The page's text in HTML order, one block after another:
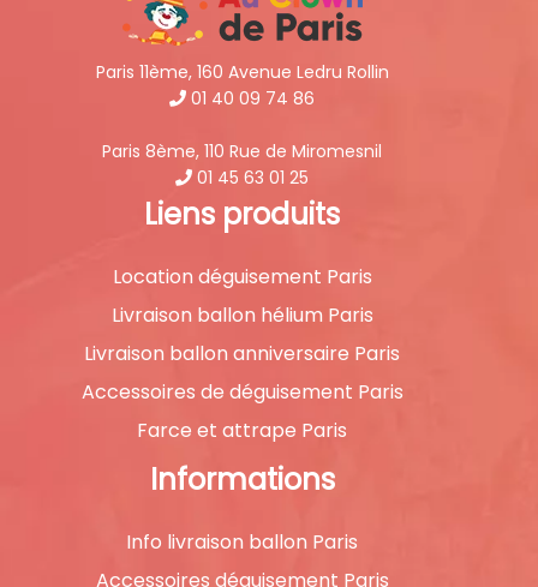
Paris 11ème, 160 Avenue Ledru Rollin
01 40 09 74 86
Paris 8ème, 110 Rue de Miromesnil
01 45 63 01 25
Liens produits
Location déguisement Paris
Livraison ballon hélium Paris
Livraison ballon anniversaire Paris
Accessoires de déguisement Paris
Farce et attrape Paris
Informations
Info livraison ballon Paris
Accessoires déguisement Paris